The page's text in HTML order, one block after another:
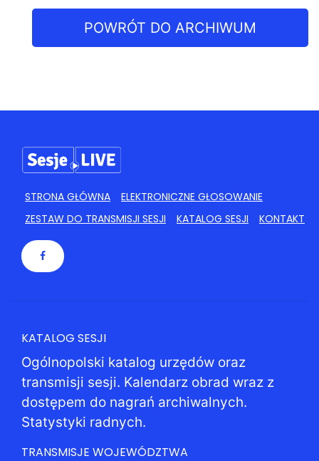
POWRÓT DO ARCHIWUM
STRONA GŁÓWNA
ELEKTRONICZNE GŁOSOWANIE
ZESTAW DO TRANSMISJI SESJI
KATALOG SESJI KONTAKT
KATALOG SESJI
Ogólnopolski katalog urzędów oraz
transmisji sesji. Kalendarz obrad wraz z
dostępem do nagrań archiwalnych.
Statystyki radnych.
TRANSMISJE WOJEWÓDZTWA